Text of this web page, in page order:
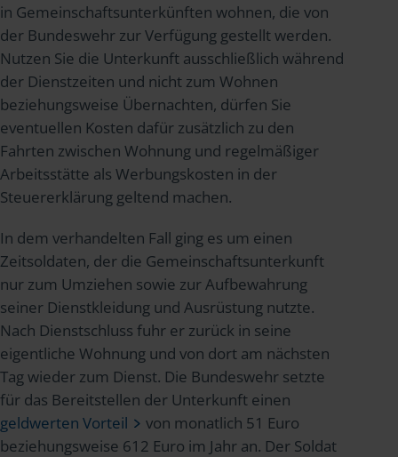
in Gemeinschaftsunterkünften wohnen, die von
der Bundeswehr zur Verfügung gestellt werden.
Nutzen Sie die Unterkunft ausschließlich während
der Dienstzeiten und nicht zum Wohnen
beziehungsweise Übernachten, dürfen Sie
eventuellen Kosten dafür zusätzlich zu den
Fahrten zwischen Wohnung und regelmäßiger
Arbeitsstätte als Werbungskosten in der
Steuererklärung geltend machen.
In dem verhandelten Fall ging es um einen
Zeitsoldaten, der die Gemeinschaftsunterkunft
nur zum Umziehen sowie zur Aufbewahrung
seiner Dienstkleidung und Ausrüstung nutzte.
Nach Dienstschluss fuhr er zurück in seine
eigentliche Wohnung und von dort am nächsten
Tag wieder zum Dienst. Die Bundeswehr setzte
für das Bereitstellen der Unterkunft einen
geldwerten Vorteil
von monatlich 51 Euro
beziehungsweise 612 Euro im Jahr an. Der Soldat